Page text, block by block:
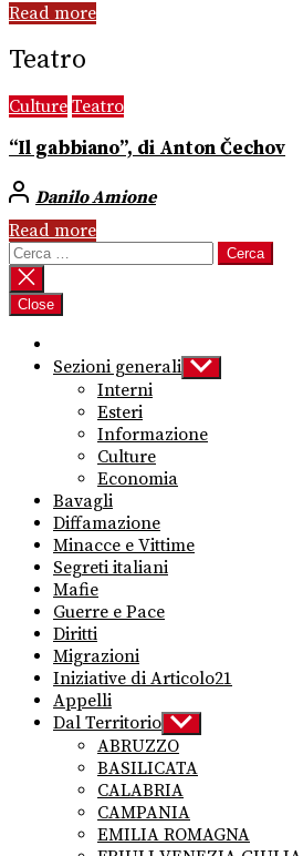
Read more
Teatro
Culture Teatro
“Il gabbiano”, di Anton Čechov
Danilo Amione
Read more
Ricerca
per:
Close
Sezioni generali Show
sub
Interni
Esteri
Informazione
Culture
Economia
Bavagli
Diffamazione
Minacce e Vittime
Segreti italiani
Mafie
Guerre e Pace
Diritti
Migrazioni
Iniziative di Articolo21
Appelli
Dal Territorio Show
sub
menu
ABRUZZO
BASILICATA
CALABRIA
CAMPANIA
EMILIA ROMAGNA